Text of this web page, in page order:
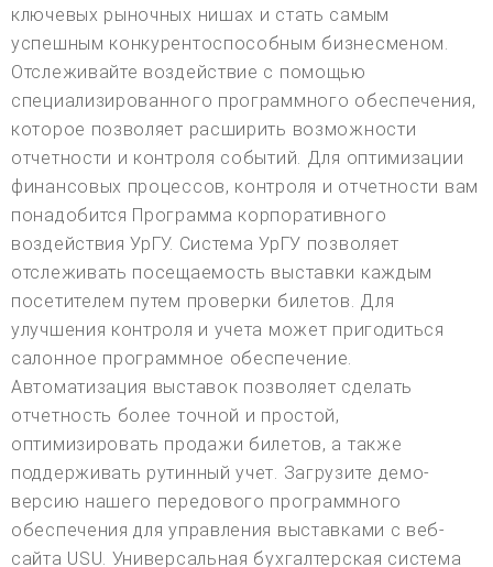
ключевых рыночных нишах и стать самым
успешным конкурентоспособным бизнесменом.
Отслеживайте воздействие с помощью
специализированного программного обеспечения,
которое позволяет расширить возможности
отчетности и контроля событий. Для оптимизации
финансовых процессов, контроля и отчетности вам
понадобится Программа корпоративного
воздействия УрГУ. Система УрГУ позволяет
отслеживать посещаемость выставки каждым
посетителем путем проверки билетов. Для
улучшения контроля и учета может пригодиться
салонное программное обеспечение.
Автоматизация выставок позволяет сделать
отчетность более точной и простой,
оптимизировать продажи билетов, а также
поддерживать рутинный учет. Загрузите демо-
версию нашего передового программного
обеспечения для управления выставками с веб-
сайта USU. Универсальная бухгалтерская система